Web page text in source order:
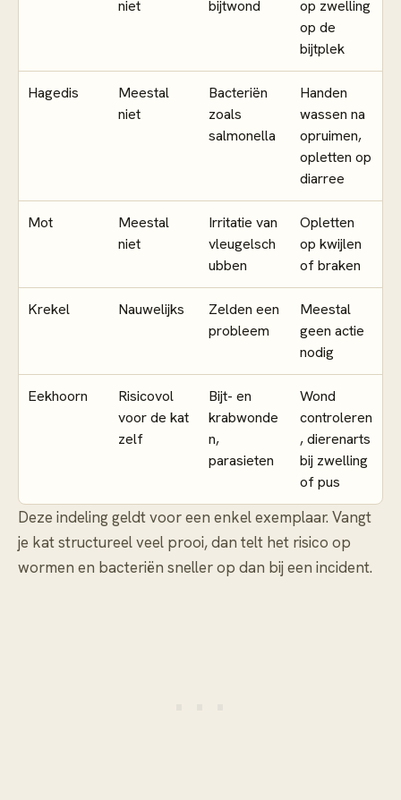
niet
bijtwond
op zwelling
op de
bijtplek
Hagedis
Meestal
niet
Bacteriën
zoals
salmonella
Handen
wassen na
opruimen,
opletten op
diarree
Mot
Meestal
niet
Irritatie van
vleugelsch
ubben
Opletten
op kwijlen
of braken
Krekel Nauwelijks
Zelden een
probleem
Meestal
geen actie
nodig
Eekhoorn
Risicovol
voor de kat
zelf
Bijt- en
krabwonde
n,
parasieten
Wond
controleren
, dierenarts
bij zwelling
of pus
Deze indeling geldt voor een enkel exemplaar. Vangt
je kat structureel veel prooi, dan telt het risico op
wormen en bacteriën sneller op dan bij een incident.